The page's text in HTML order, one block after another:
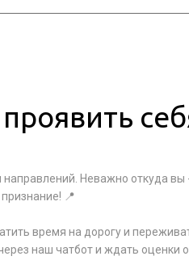
направлений. Неважно откуда вы
📍
время на дорогу и
наш чатбот и ждать оценки